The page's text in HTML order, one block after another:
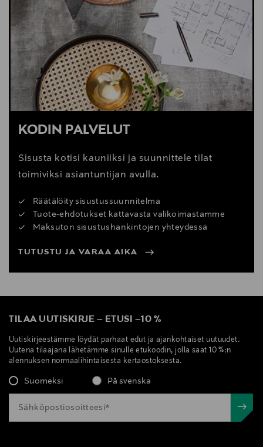
KODIN PALVELUT
Sisusta kotisi kauniiksi ja suunnittele tilat
toimiviksi asiantuntijan avulla.
Räätälöity sisustussuunnitelma
Tuote-ehdotukset kattavasta valikoimastamme
Maksuton sisustushankintojen yhteydessä
TUTUSTU JA VARAA AIKA
TILAA UUTISKIRJE – ETUSI –10 %
Uutiskirjeestämme löydät parhaat edut ja ajankohtaiset uutuudet.
Uutena tilaajana lähetämme sinulle etukoodin, jolla saat 10 %:n
alennuksen normaalihintaisesta kertaostoksesta.
Suomeksi På svenska